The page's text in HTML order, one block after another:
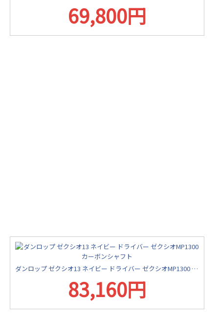
69,800円
ダンロップ ゼクシオ13 ネイビー ドライバー ゼクシオMP1300 カーボンシャフト
83,160円